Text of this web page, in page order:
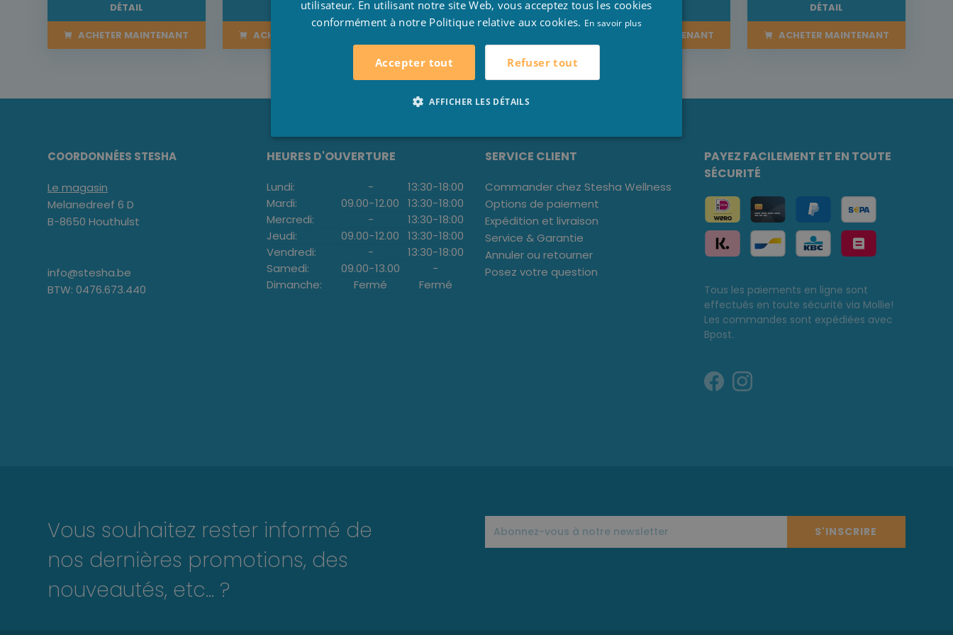
DÉTAIL
ACHETER MAINTENANT
DÉTAIL
ACHETER MAINTENANT
DÉTAIL DÉTAIL
ACHETER MAINTENANT
DÉTAIL
ACHETER MAINTENANT
COORDONNÉES STESHA
Le magasin
Melanedreef 6 D
B-8650 Houthulst
info@stesha.be
BTW: 0476.673.440
HEURES D'OUVERTURE
Lundi: - 13:30-18:00
Mardi:
09.00-12.00 13:30-18:00
Mercredi:
- 13:30-18:00
Jeudi:
09.00-12.00 13:30-18:00
Vendredi:
- 13:30-18:00
Samedi:
09.00-13.00
-
Dimanche:
Fermé Fermé
SERVICE CLIENT
Commander chez Stesha Wellness
Options de paiement
Expédition et livraison
Service & Garantie
Annuler ou retourner
Posez votre question
PAYEZ FACILEMENT ET EN TOUTE
SÉCURITÉ
Tous les paiements en ligne sont
effectués en toute sécurité via Mollie!
Les commandes sont expédiées avec
Bpost.
Vous souhaitez rester informé de
nos dernières promotions, des
nouveautés, etc... ?
S'INSCRIRE
ENGLISH
utilisateur. En utilisant notre site Web, vous acceptez tous les cookies
conformément à notre Politique relative aux cookies. En savoir plus
Accepter tout Refuser tout
AFFICHER LES DÉTAILS